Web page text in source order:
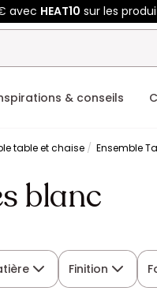
avecHEAT10 sur les
& conseils
table et chaise Ensemble
blanc
Finition